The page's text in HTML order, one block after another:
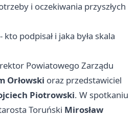
i oczekiwania przyszłych
podpisał i jaka była skala
Powiatowego Zarządu
Orłowski oraz przedstawiciel
Piotrowski. W spotkaniu
Toruński Mirosław